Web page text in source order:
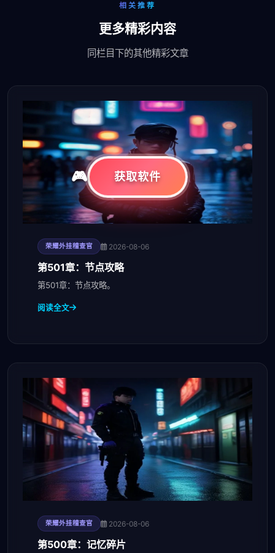
相关推荐
更多精彩内容
同栏目下的其他精彩文章
荣耀外挂稽查官 2026-08-06
第501章：节点攻略
第501章：节点攻略。
阅读全文
荣耀外挂稽查官 2026-08-06
第500章：记忆碎片
获取软件